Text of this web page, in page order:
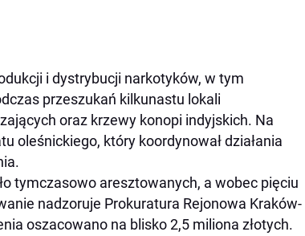
i dystrybucji narkotyków, w tym
przeszukań kilkunastu lokali
oraz krzewy konopi indyjskich. Na
oleśnickiego, który koordynował działania
tymczasowo aresztowanych, a wobec pięciu
nadzoruje Prokuratura Rejonowa Kraków-
oszacowano na blisko 2,5 miliona złotych.